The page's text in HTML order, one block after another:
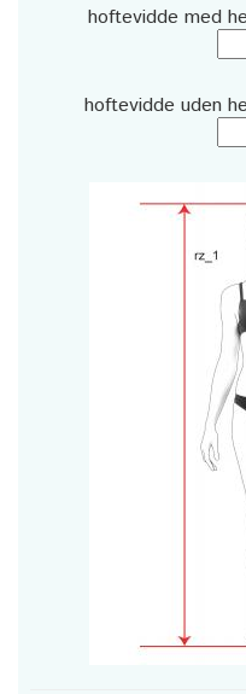
hoftevidde med
hoftevidde uden